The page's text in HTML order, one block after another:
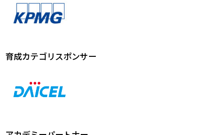
育成カテゴリスポンサー